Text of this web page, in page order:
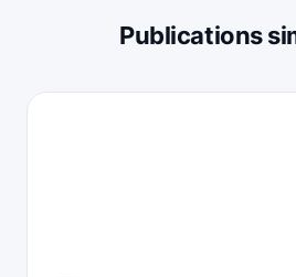
Publications